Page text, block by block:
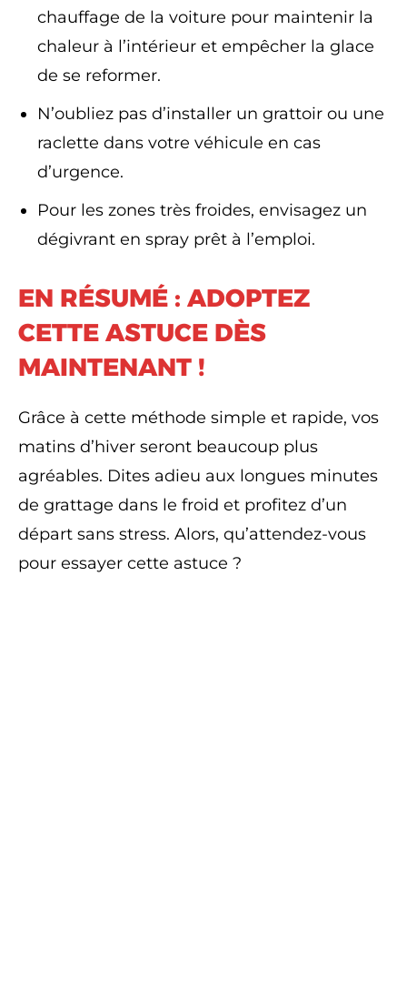
chauffage de la voiture pour maintenir la
chaleur à l’intérieur et empêcher la glace
de se reformer.
N’oubliez pas d’installer un grattoir ou une
raclette dans votre véhicule en cas
d’urgence.
Pour les zones très froides, envisagez un
dégivrant en spray prêt à l’emploi.
EN RÉSUMÉ : ADOPTEZ
CETTE ASTUCE DÈS
MAINTENANT !
Grâce à cette méthode simple et rapide, vos
matins d’hiver seront beaucoup plus
agréables. Dites adieu aux longues minutes
de grattage dans le froid et profitez d’un
départ sans stress. Alors, qu’attendez-vous
pour essayer cette astuce ?